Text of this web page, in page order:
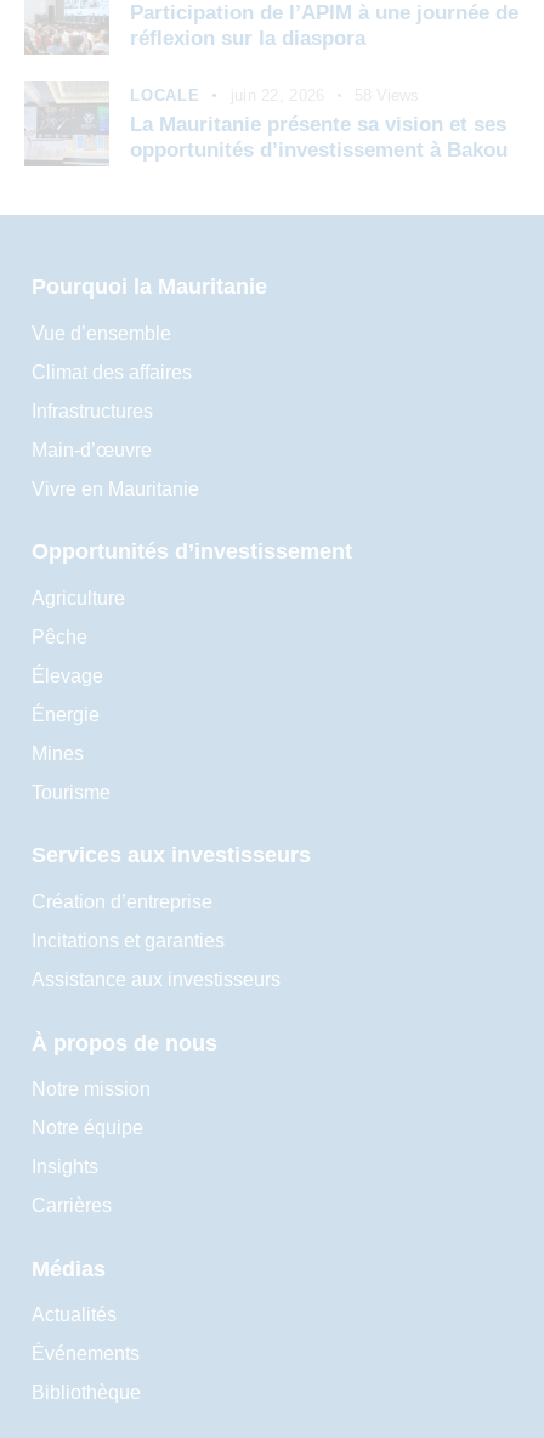
Participation de l’APIM à une journée de
réflexion sur la diaspora
LOCALE
La Mauritanie présente sa vision et ses
opportunités d’investissement à Bakou
Pourquoi la Mauritanie
Vue d’ensemble
Climat des affaires
Infrastructures
Main-d’œuvre
Vivre en Mauritanie
Opportunités d’investissement
Agriculture
Pêche
Élevage
Énergie
Mines
Tourisme
Services aux investisseurs
Création d’entreprise
Incitations et garanties
Assistance aux investisseurs
À propos de nous
Notre mission
Notre équipe
Insights
Carrières
Médias
Actualités
Événements
Bibliothèque